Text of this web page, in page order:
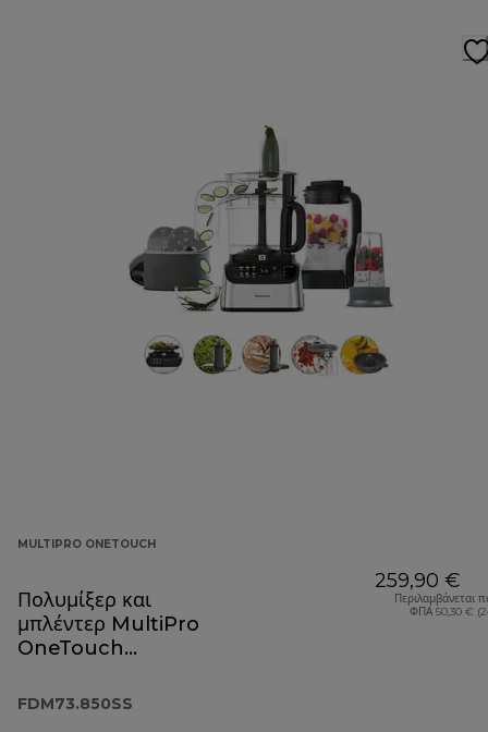
MULTIPRO ONETOUCH
Πολυμίξερ και
μπλέντερ MultiPro
OneTouch
FDM73.850SS
259,90 €
Περιλαμβάνεται
ΦΠΑ 50,30 €